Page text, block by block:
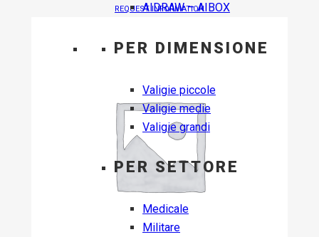
AIDRAW – AIBOX
PER DIMENSIONE
Valigie piccole
Valigie medie
Valigie grandi
PER SETTORE
Medicale
Militare
REQUEST INFORMATION